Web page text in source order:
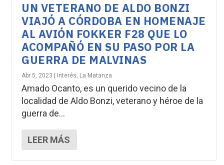
UN VETERANO DE ALDO BONZI
VIAJÓ A CÓRDOBA EN HOMENAJE
AL AVIÓN FOKKER F28 QUE LO
ACOMPAÑÓ EN SU PASO POR LA
GUERRA DE MALVINAS
Abr 5, 2023 Interés, La Matanza
Amado Ocanto, es un querido vecino de la
localidad de Aldo Bonzi, veterano y héroe de la
guerra de...
LEER MÁS